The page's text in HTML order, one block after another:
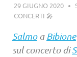
29 GIUGNO 2020
CONCERTI 🎤
SalmoaBibione
sul concerto di